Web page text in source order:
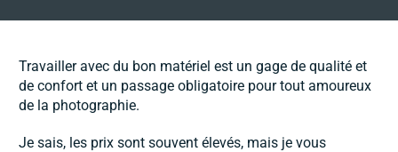
Travailler avec du bon matériel est un gage de qualité et
de confort et un passage obligatoire pour tout amoureux
de la photographie.
Je sais, les prix sont souvent élevés, mais je vous